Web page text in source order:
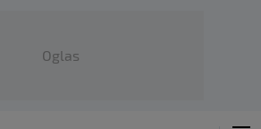
Oglas